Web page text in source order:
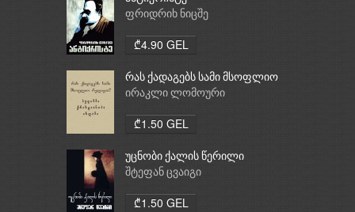
ფრიდრიხ ნიცშე
₾4.90 GEL
რას ქადაგებს სამი მსოფლიო
რელიგია: ბუდიზმი,
ირაკლი ლომოური
₾1.50 GEL
უცნობი ქალის წერილი
შტეფან ცვაიგი
₾1.50 GEL